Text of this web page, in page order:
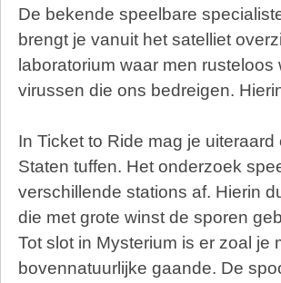
De bekende speelbare
brengt je vanuit het satelliet
laboratorium waar men
virussen die ons bedreigen.
In Ticket to Ride mag je
Staten tuffen. Het onderzoek
verschillende stations af. Hierin
die met grote winst de sporen
Tot slot in Mysterium is er zoal je
bovennatuurlijke gaande. De